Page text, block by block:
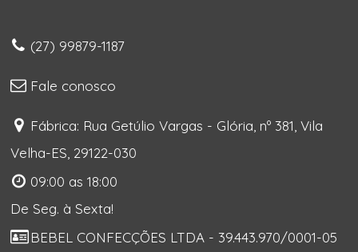
(27) 99879-1187
Fale conosco
Fábrica: Rua Getúlio Vargas - Glória, nº 381, Vila
Velha-ES, 29122-030
09:00 as 18:00
De Seg. à Sexta!
BEBEL CONFECÇÕES LTDA - 39.443.970/0001-05